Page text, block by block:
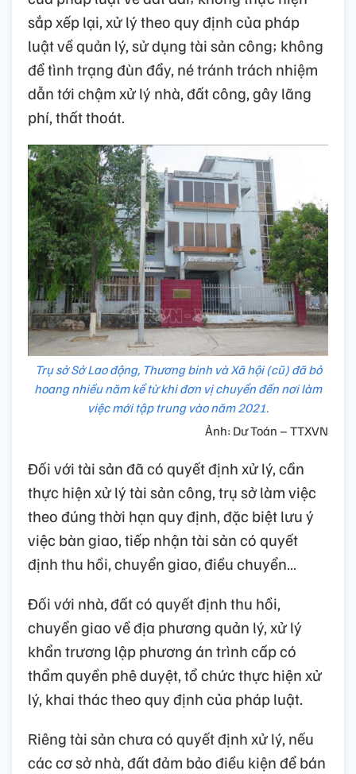
sắp xếp lại, xử lý theo quy định của pháp
luật về quản lý, sử dụng tài sản công; không
để tình trạng đùn đẩy, né tránh trách nhiệm
dẫn tới chậm xử lý nhà, đất công, gây lãng
phí, thất thoát.
Trụ sở Sở Lao động, Thương binh và Xã hội (cũ) đã bỏ
hoang nhiều năm kể từ khi đơn vị chuyển đến nơi làm
việc mới tập trung vào năm 2021.
Ảnh: Dư Toán – TTXVN
Đối với tài sản đã có quyết định xử lý, cần
thực hiện xử lý tài sản công, trụ sở làm việc
theo đúng thời hạn quy định, đặc biệt lưu ý
việc bàn giao, tiếp nhận tài sản có quyết
định thu hồi, chuyển giao, điều chuyển…
Đối với nhà, đất có quyết định thu hồi,
chuyển giao về địa phương quản lý, xử lý
khẩn trương lập phương án trình cấp có
thẩm quyền phê duyệt, tổ chức thực hiện xử
lý, khai thác theo quy định của pháp luật.
Riêng tài sản chưa có quyết định xử lý, nếu
các cơ sở nhà, đất đảm bảo điều kiện để bán